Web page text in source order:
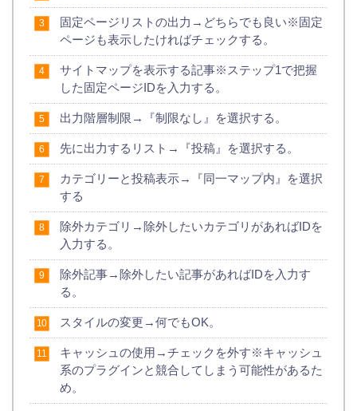
固定ページリストの出力→どちらでも良い※固定
ページも表示したければチェックする。
サイトマップを表示する記事※ステップ1で把握
した固定ページIDを入力する。
出力階層制限→『制限なし』を選択する。
先に出力するリスト→『投稿』を選択する。
カテゴリーと投稿表示→『同一マップ内』を選択
する
除外カテゴリ→除外したいカテゴリがあればIDを
入力する。
除外記事→除外したい記事があればIDを入力す
る。
スタイルの変更→何でもOK。
キャッシュの使用→チェックを外す※キャッシュ
系のプラグインと競合してしまう可能性があるた
め。